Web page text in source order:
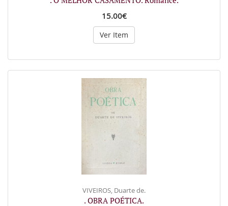
15.00€
Ver Item
VIVEIROS, Duarte de.
. OBRA POÉTICA.